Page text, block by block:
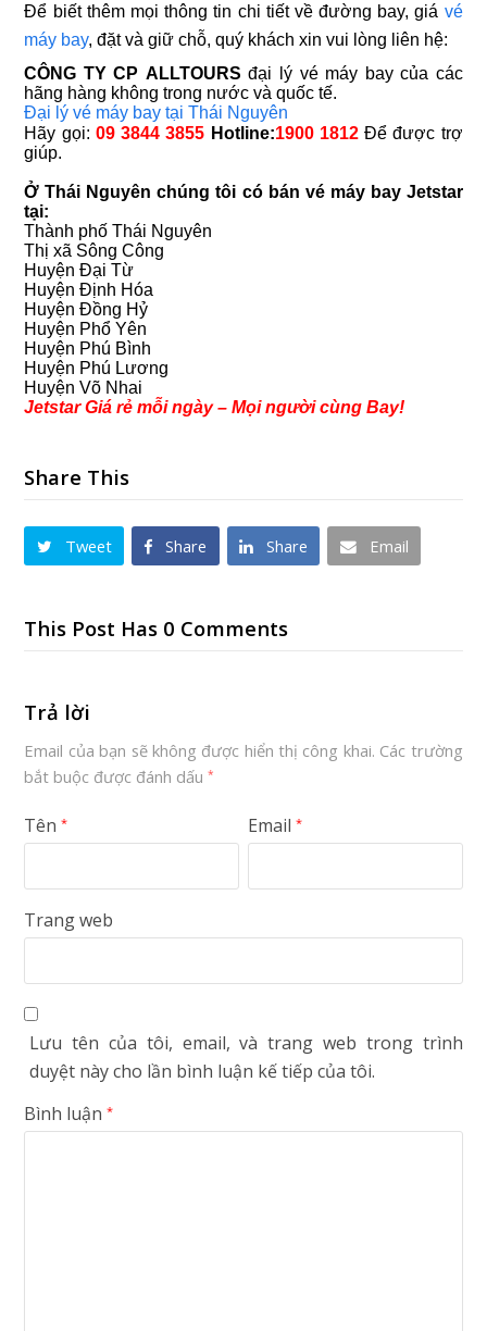
Để biết thêm mọi thông tin chi tiết về đường bay, giá vé
máy bay, đặt và giữ chỗ, quý khách xin vui lòng liên hệ:
CÔNG TY CP ALLTOURS đại lý vé máy bay của các
hãng hàng không trong nước và quốc tế.
Đại lý vé máy bay tại Thái Nguyên
Hãy gọi: 09 3844 3855 Hotline:1900 1812Để được trợ
giúp.
Ở Thái Nguyên chúng tôi có bán vé máy bay Jetstar
tại:
Thành phố Thái Nguyên
Thị xã Sông Công
Huyện Đại Từ
Huyện Định Hóa
Huyện Đồng Hỷ
Huyện Phổ Yên
Huyện Phú Bình
Huyện Phú Lương
Huyện Võ Nhai
Jetstar Giá rẻ mỗi ngày – Mọi người cùng Bay!
Share This
Tweet Share Share Email
This Post Has 0 Comments
Trả lời
Email của bạn sẽ không được hiển thị công khai. Các trường
bắt buộc được đánh dấu*
Tên* Email*
Trang web
Lưu tên của tôi, email, và trang web trong trình
duyệt này cho lần bình luận kế tiếp của tôi.
Bình luận*